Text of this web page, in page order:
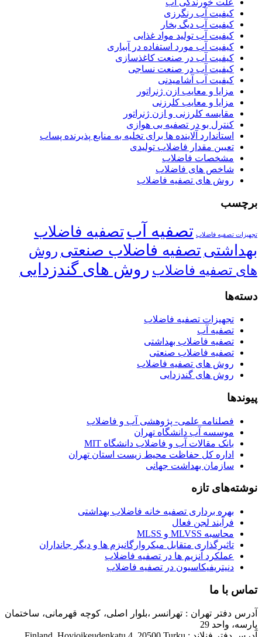
علت خورندگی آب
کیفیت آب رنگرزی
کیفیت آب دیگ بخار
کیفیت آب تولید مواد غذایی
کیفیت آب مورد استفاده در آبیاری
کیفیت آب در صنعت کاغذسازی
کیفیت آب در صنعت نساجی
کیفیت آب آشامیدنی
مزایا و معایب ازن ژنراتور
مزایا و معایب کلرزنی
مقایسه کلرزنی و ازن ژنراتور
کنترل بو در تصفیه بی هوازی
استاندارد آلاینده ها برای تخلیه به منابع پذیرنده پساب
تعیین مقدار فاضلاب تولیدی
مشخصات فاضلاب
شاخص های فاضلاب
روش های تصفیه فاضلاب
برچسب
تجهیزات تصفیه فاضلاب تصفیه آبتصفیه فاضلاب
بهداشتی تصفیه فاضلاب صنعتی روش
های تصفیه فاضلاب روش های گندزدایی
دسته‌ها
تجهیزات تصفیه فاضلاب
تصفیه آب
تصفیه فاضلاب بهداشتی
تصفیه فاضلاب صنعتی
روش های تصفیه فاضلاب
روش های گندزدایی
پیوندها
فصلنامه علمی- پژوهشی آب و فاضلاب
موسسه آب دانشگاه تهران
بانک مقالات آب و فاضلاب دانشگاه MIT
اداره کل حفاظت محیط زیست استان تهران
سازمان بهداشت جهانی
نوشته‌های تازه
بهره برداری تصفیه خانه فاضلاب بهداشتی
فرآیند لجن فعال
محاسبه MLVSS و MLSS
تاثیرگذاری متقابل میکروارگانیزم ها و دیگر جانداران
عملکرد آنزیم ها در تصفیه فاضلاب
دنیتریفیکاسیون در تصفیه فاضلاب
تماس با ما
آدرس دفتر تهران : تهرانسر ،بلوار اصلی، کوچه قهرمانی، ساختمان
پارسه، واحد 29